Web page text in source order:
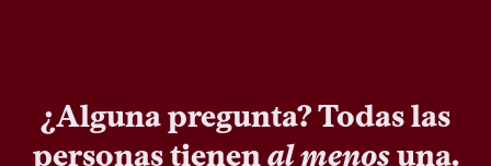
¿Alguna pregunta? Todas las
personas tienenal menosuna.